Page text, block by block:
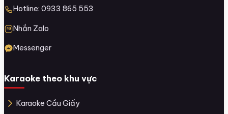
Hotline: 0933 865 553
Nhắn Zalo
Messenger
Karaoke theo khu vực
Karaoke Cầu Giấy